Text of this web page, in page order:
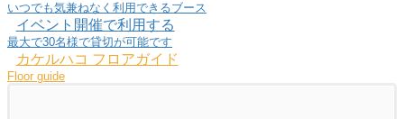
いつでも気兼ねなく利用できるブース
イベント開催で利用する
最大で30名様で貸切が可能です
カケルハコ フロアガイド
Floor guide